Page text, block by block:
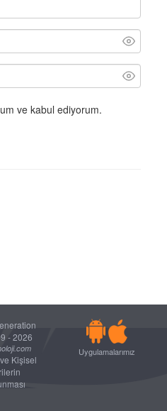
ve kabul ediyorum.
- 2026
Kişisel
Uygulamalarımız